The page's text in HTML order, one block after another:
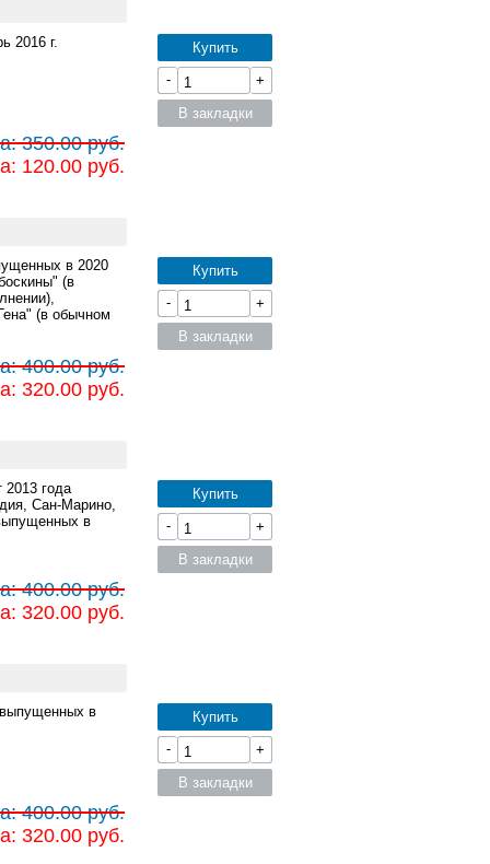
2016 г.
350.00 руб.
120.00 руб.
Купить
-
+
В закладки
в 2020
(в
(в обычном
400.00 руб.
320.00 руб.
Купить
-
+
В закладки
года
Сан-Марино,
в
400.00 руб.
320.00 руб.
Купить
-
+
В закладки
в
400.00 руб.
320.00 руб.
Купить
-
+
В закладки